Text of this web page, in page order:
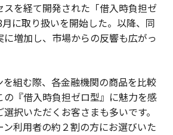
スを経て開発された「借入時負担ゼ
に取り扱いを開始した。以降、同
増加し、市場からの反響も広がっ
を組む際、各金融機関の商品を比較
『借入時負担ゼロ型』に魅力を感
択いただくお客さまも多いです。
利用者の約２割の方にお選びいた